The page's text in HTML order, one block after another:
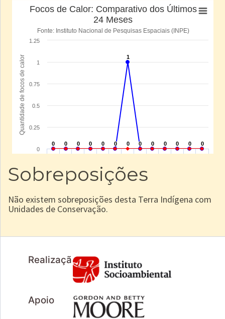
Sobreposições
Não existem sobreposições desta Terra Indígena com
Unidades de Conservação.